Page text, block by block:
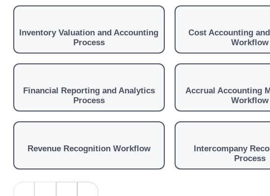
Inventory Valuation and Accounting
Process
Cost Accounting
Workflow
Financial Reporting and Analytics
Process
Accrual Accounting
Workflow
Revenue Recognition Workflow
Intercompany
Process